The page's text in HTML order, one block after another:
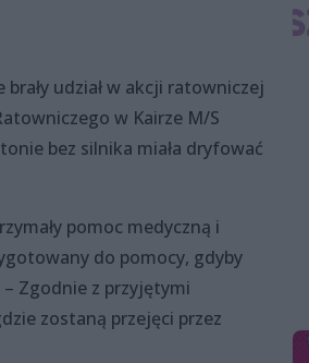
udział w akcji ratowniczej
w Kairze M/S
bez silnika miała dryfować
pomoc medyczną i
do pomocy, gdyby
Zgodnie z przyjętymi
zostaną przejęci przez